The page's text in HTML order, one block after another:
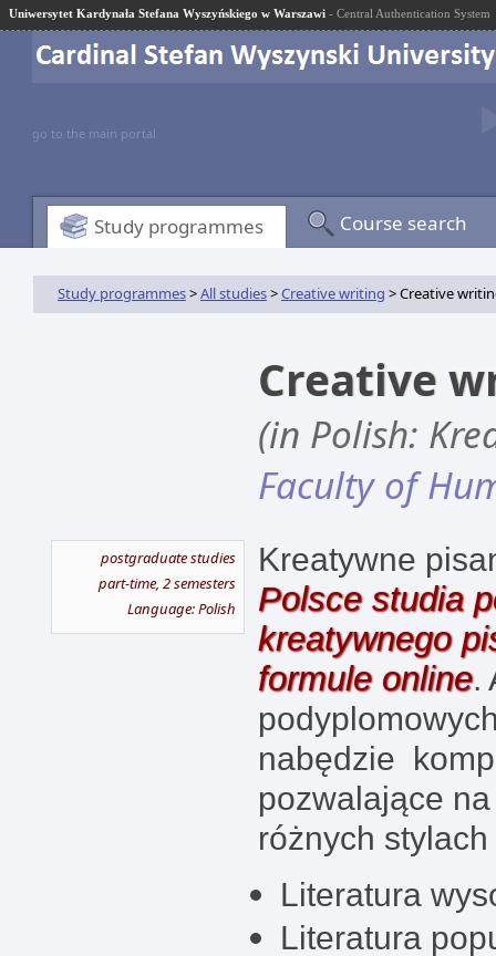
Uniwersytet Kardynała Stefana Wyszyńskiego w Warszawi - Central Authentication System
go to the main portal
Study programmes Course search
Study programmes>All studies>Creative writing > Creative
Creative
(in Polish:
Faculty of
postgraduate studies
part-time, 2 semesters
Language: Polish
Kreatywne
Polsce studia
kreatywnego
formule online.
nabędzie
pozwalające
różnych
Literatura
Literatura